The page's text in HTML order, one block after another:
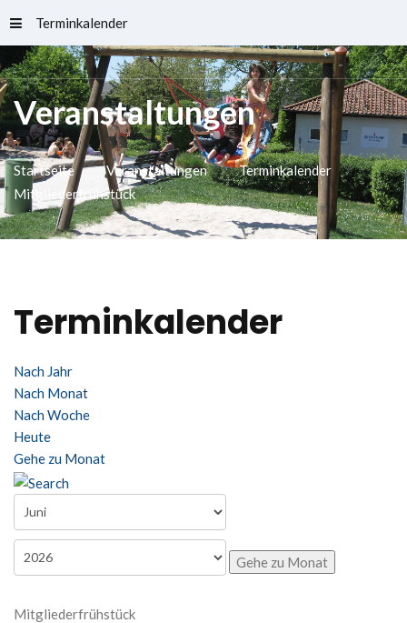
Terminkalender
Veranstaltungen
Startseite Veranstaltungen
Terminkalender
Mitgliederfrühstück
Terminkalender
Nach Jahr
Nach Monat
Nach Woche
Heute
Gehe zu Monat
Gehe zu Monat
Mitgliederfrühstück